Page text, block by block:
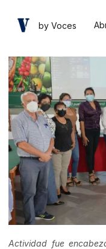
by Voces
Actividad fue